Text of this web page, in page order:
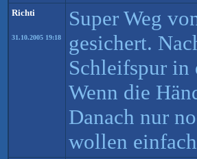
Richti
31.10.2005 19:18
Super Weg
gesichert.
Schleifspur in
Wenn die
Danach nur
wollen